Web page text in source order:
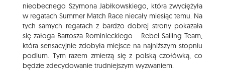
nieobecnego Szymona Jabłkowskiego, która zwyciężyła
w regatach Summer Match Race niecały miesiąc temu. Na
tych samych regatach z bardzo dobrej strony pokazała
się załoga Bartosza Rominieckiego – Rebel Sailing Team,
która sensacyjnie zdobyła miejsce na najniższym stopniu
podium. Tym razem zmierzą się z polską czołówką, co
będzie zdecydowanie trudniejszym wyzwaniem.